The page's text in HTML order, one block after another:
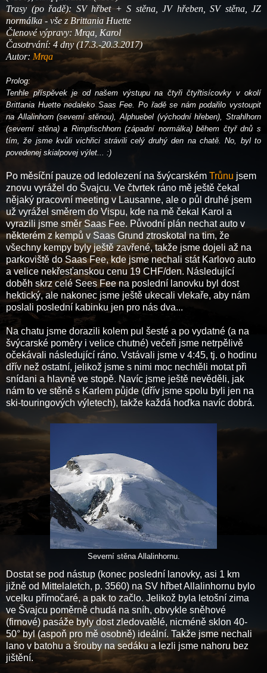
Trasy (po řadě): SV hřbet+ S stěna, JV hřeben, SV stěna, JZ
normálka - vše z Brittania Huette
Členové výpravy: Mrqa, Karol
Časotrvání: 4 dny(17.3.-20.3.2017)
Autor: Mrqa
Prolog:
Tenhle příspěvek je od našem výstupu na čtyři čtyřtisícovky v okolí
Brittania Huette nedaleko Saas Fee. Po řadě se nám podařilo vystoupit
na Allalinhorn (severní stěnou), Alphuebel (východní hřeben), Strahlhorn
(severní stěna) a Rimpfischhorn (západní normálka) během čtyř dnů s
tím, že jsme kvůli vichřici strávili celý druhý den na chatě. No, byl to
povedenej skialpovej výlet... :)
Po měsíční pauze od ledolezení na švýcarském Trůnu jsem
znovu vyrážel do Švajcu. Ve čtvrtek ráno mě ještě čekal
nějaký pracovní meeting v Lausanne, ale o půl druhé jsem
už vyrážel směrem do Vispu, kde na mě čekal Karol a
vyrazili jsme směr Saas Fee. Původní plán nechat auto v
některém z kempů v Saas Grund ztroskotal na tim, že
všechny kempy byly ještě zavřené, takže jsme dojeli až na
parkoviště do Saas Fee, kde jsme nechali stát Karlovo auto
a velice nekřesťanskou cenu 19 CHF/den. Následující
doběh skrz celé Sees Fee na poslední lanovku byl dost
hektický, ale nakonec jsme ještě ukecali vlekaře, aby nám
poslali poslední kabinku jen pro nás dva...
Na chatu jsme dorazili kolem pul šesté a po vydatné (a na
švýcarské poměry i velice chutné) večeři jsme netrpělivě
očekávali následující ráno. Vstávali jsme v 4:45, tj. o hodinu
dřív než ostatní, jelikož jsme s nimi moc nechtěli motat při
snídani a hlavně ve stopě. Navíc jsme ještě nevěděli, jak
nám to ve stěně s Karlem půjde (dřív jsme spolu byli jen na
ski-touringových výletech), takže každá hoďka navíc dobrá.
Severní stěna Allalinhornu.
Dostat se pod nástup (konec poslední lanovky, asi 1 km
jižně od Mittelaletch, p. 3560) na SV hřbet Allalinhornu bylo
vcelku přímočaré, a pak to začlo. Jelikož byla letošní zima
ve Švajcu poměrně chudá na sníh, obvykle sněhové
(firnové) pasáže byly dost zledovatělé, nicméně sklon 40-
50° byl (aspoň pro mě osobně) ideální. Takže jsme nechali
lano v batohu a šrouby na sedáku a lezli jsme nahoru bez
jištění.